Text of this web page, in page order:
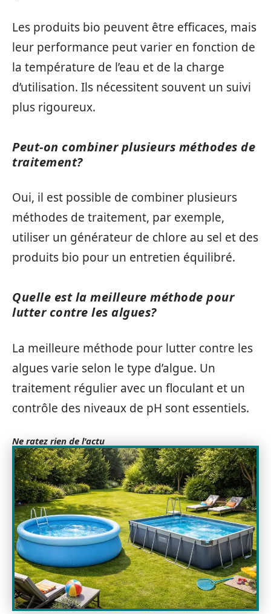
Les produits bio peuvent être efficaces, mais
leur performance peut varier en fonction de
la température de l’eau et de la charge
d’utilisation. Ils nécessitent souvent un suivi
plus rigoureux.
Peut-on combiner plusieurs méthodes de
traitement?
Oui, il est possible de combiner plusieurs
méthodes de traitement, par exemple,
utiliser un générateur de chlore au sel et des
produits bio pour un entretien équilibré.
Quelle est la meilleure méthode pour
lutter contre les algues?
La meilleure méthode pour lutter contre les
algues varie selon le type d’algue. Un
traitement régulier avec un floculant et un
contrôle des niveaux de pH sont essentiels.
Ne ratez rien de l'actu